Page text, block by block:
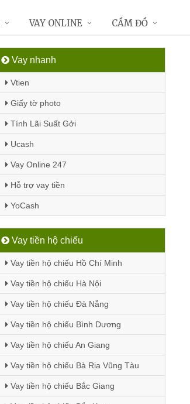
Vay nhanh
Vtien
Giấy tờ photo
Tính Lãi Suất Gởi
Ucash
Vay Online 247
Hỗ trợ vay tiền
YoCash
Vay tiền hộ chiếu
Vay tiền hộ chiếu Hồ Chí Minh
Vay tiền hộ chiếu Hà Nội
Vay tiền hộ chiếu Đà Nẵng
Vay tiền hộ chiếu Bình Dương
Vay tiền hộ chiếu An Giang
Vay tiền hộ chiếu Bà Rịa Vũng Tàu
Vay tiền hộ chiếu Bắc Giang
VAY ONLINE CẦM ĐỒ